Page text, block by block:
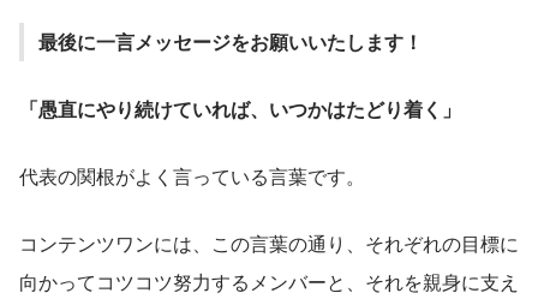
最後に一言メッセージをお願いいたします！
「愚直にやり続けていれば、いつかはたどり着く」
代表の関根がよく言っている言葉です。
コンテンツワンには、この言葉の通り、それぞれの目標に
向かってコツコツ努力するメンバーと、それを親身に支え